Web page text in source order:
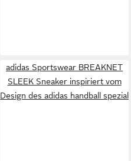
adidas Sportswear BREAKNET
SLEEK Sneaker inspiriert vom
Design des adidas handball spezial